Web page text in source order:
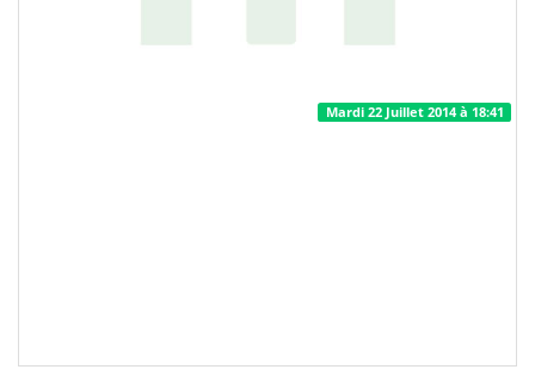
Mardi 22 Juillet 2014 à 18:41